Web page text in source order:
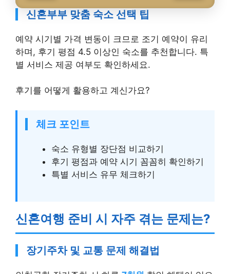
신혼부부 맞춤 숙소 선택 팁
하며, 후기 평점 4.5 이상인 숙소를 추천합니다. 특
별 서비스 제공 여부도 확인하세요.
체크 포인트
후기 평점과 예약 시기 꼼꼼히 확인하기
특별 서비스 유무 체크하기
신혼여행 준비 시 자주 겪는 문제는?
장기주차 및 교통 문제 해결법